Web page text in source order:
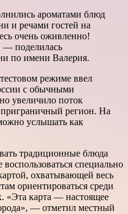
ароматами блюд
и речами гостей на
очень оживленно!
— поделилась
по имени Валерия.
режиме ввел
с обычными
увеличило поток
регион. На
услышать как
традиционные блюда
специально
охватывающей весь
ориентироваться среди
«Эта карта — настоящее
— отметил местный